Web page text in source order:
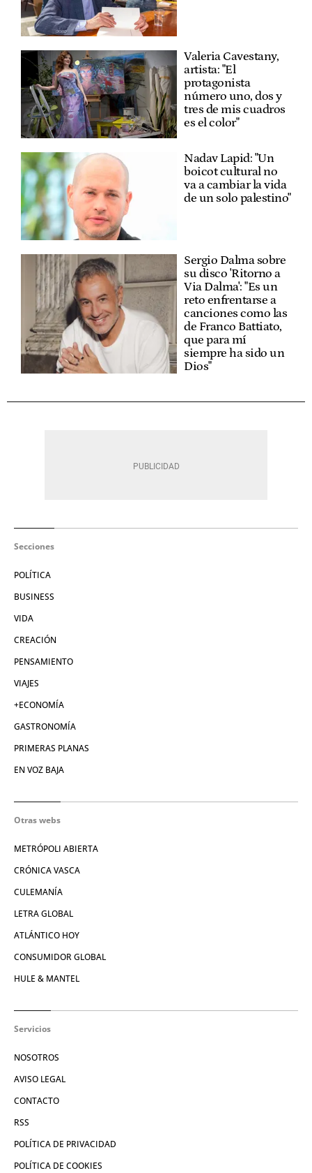
Valeria Cavestany,
artista: "El
protagonista
número uno, dos y
tres de mis cuadros
es el color"
Nadav Lapid: "Un
boicot cultural no
va a cambiar la vida
de un solo palestino"
Sergio Dalma sobre
su disco 'Ritorno a
Via Dalma': "Es un
reto enfrentarse a
canciones como las
de Franco Battiato,
que para mí
siempre ha sido un
Dios"
Secciones
POLÍTICA
BUSINESS
VIDA
CREACIÓN
PENSAMIENTO
VIAJES
+ECONOMÍA
GASTRONOMÍA
PRIMERAS PLANAS
EN VOZ BAJA
Otras webs
METRÓPOLI ABIERTA
CRÓNICA VASCA
CULEMANÍA
LETRA GLOBAL
ATLÁNTICO HOY
CONSUMIDOR GLOBAL
HULE & MANTEL
Servicios
NOSOTROS
AVISO LEGAL
CONTACTO
RSS
POLÍTICA DE PRIVACIDAD
POLÍTICA DE COOKIES